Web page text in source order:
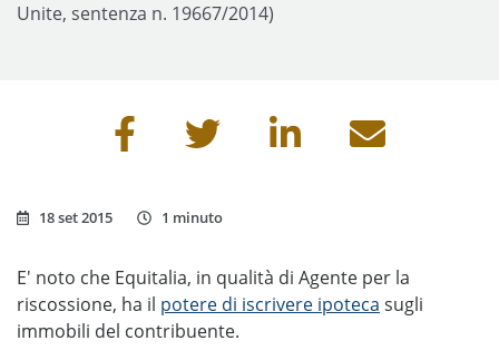
Unite, sentenza n. 19667/2014)
Condividi questa pagina
18 set 2015 1 minuto
E' noto che Equitalia, in qualità di Agente per la
riscossione, ha il potere di iscrivere ipoteca sugli
immobili del contribuente.